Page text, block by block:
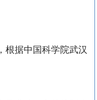
据中国科学院武汉